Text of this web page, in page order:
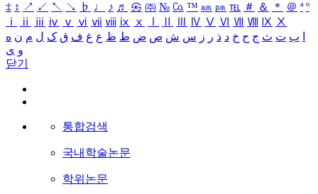
‡ ↕ ↗ ↙ ↖ ↘ ♭ ♩ ♪ ♬ ㉿ ㈜ № ㏇ ™ ㏂ ㏘ ℡ ＃ ＆ ＊ ＠ ª º
ⅰ
ⅱ ⅲ ⅳ ⅴ ⅵ ⅶ ⅷ ⅸ ⅹ Ⅳ Ⅴ Ⅵ Ⅶ Ⅷ Ⅸ Ⅹ
ب ت ث ج ح خ د ذ ر ز س ش ص ض ط ظ ع غ ف ق ک ل م ن ه
و ی
닫기
통합검색
국내학술논문
학위논문